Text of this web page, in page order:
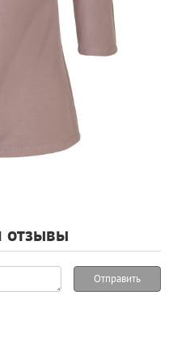
отзывы
Отправить